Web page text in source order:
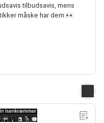
tilbudsavis, mens
måske har dem.👀